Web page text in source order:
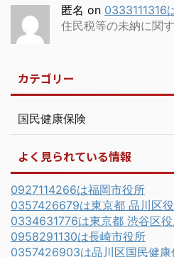
匿名 on 0333111316
住民税等の未納に関
カテゴリー
国民健康保険
よく見られている情報
0927114266は福岡市役所
0357426679は東京都 品川区
0334631776は東京都 渋谷区
0958291130は長崎市役所
0357426903は品川区国民健康